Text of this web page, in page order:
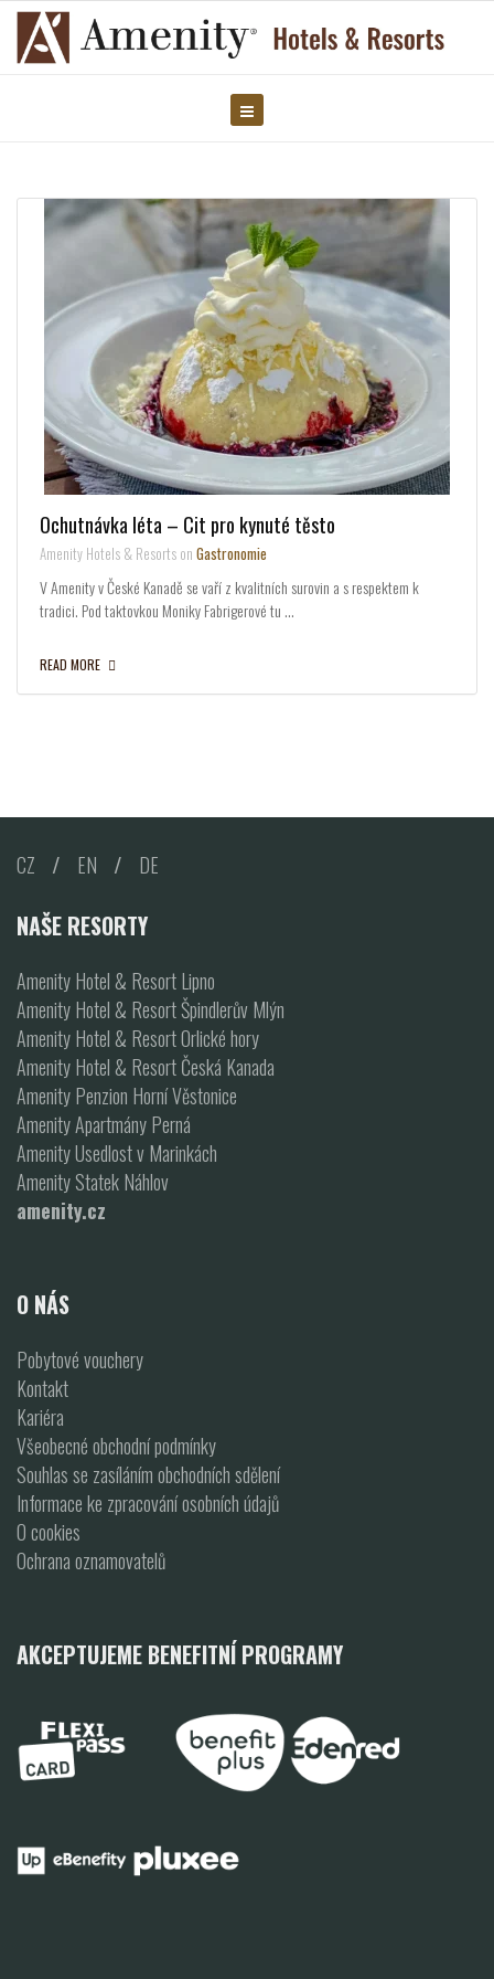
Ochutnávka léta – Cit pro kynuté těsto
Amenity Hotels & Resorts on Gastronomie
V Amenity v České Kanadě se vaří z kvalitních surovin a s respektem k
tradici. Pod taktovkou Moniky Fabrigerové tu …
READ MORE
CZ / EN / DE
NAŠE RESORTY
Amenity Hotel & Resort Lipno
Amenity Hotel & Resort Špindlerův Mlýn
Amenity Hotel & Resort Orlické hory
Amenity Hotel & Resort Česká Kanada
Amenity Penzion Horní Věstonice
Amenity Apartmány Perná
Amenity Usedlost v Marinkách
Amenity Statek Náhlov
amenity.cz
O NÁS
Pobytové vouchery
Kontakt
Kariéra
Všeobecné obchodní podmínky
Souhlas se zasíláním obchodních sdělení
Informace ke zpracování osobních údajů
O cookies
Ochrana oznamovatelů
AKCEPTUJEME BENEFITNÍ PROGRAMY